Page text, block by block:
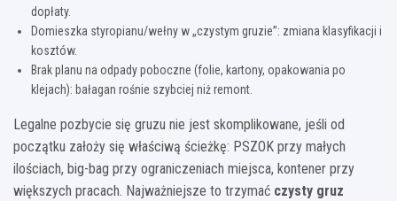
dopłaty.
Domieszka styropianu/wełny w „czystym gruzie”: zmiana klasyfikacji i
kosztów.
Brak planu na odpady poboczne (folie, kartony, opakowania po
klejach): bałagan rośnie szybciej niż remont.
Legalne pozbycie się gruzu nie jest skomplikowane, jeśli od
początku założy się właściwą ścieżkę: PSZOK przy małych
ilościach, big-bag przy ograniczeniach miejsca, kontener przy
większych pracach. Najważniejsze to trzymać czysty gruz